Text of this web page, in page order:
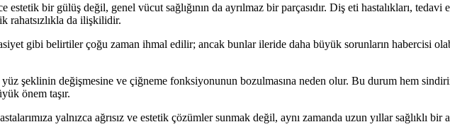
estetik bir gülüş değil, genel vücut sağlığının da ayrılmaz bir parçasıdır. Diş eti hastalıkları,
rahatsızlıkla da ilişkilidir.
gibi belirtiler çoğu zaman ihmal edilir; ancak bunlar ileride daha büyük sorunların habercisi
şeklinin değişmesine ve çiğneme fonksiyonunun bozulmasına neden olur. Bu durum hem
önem taşır.
yalnızca ağrısız ve estetik çözümler sunmak değil, aynı zamanda uzun yıllar sağlıklı bir